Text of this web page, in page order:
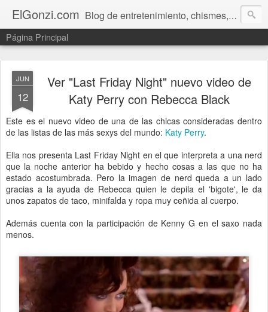
ElGonzi.com Blog de entretenimiento, chismes, humor, farándula, curiosidades, ovnis, noticias calientes, fotos, videos, paranormal y ¡más!
Página Principal
JUN
12
Ver "Last Friday Night" nuevo video de
Katy Perry con Rebecca Black
Este es el nuevo video de una de las chicas consideradas dentro
de las listas de las más sexys del mundo: Katy Perry.
Ella nos presenta Last Friday Night en el que interpreta a una nerd
que la noche anterior ha bebido y hecho cosas a las que no ha
estado acostumbrada. Pero la imagen de nerd queda a un lado
gracias a la ayuda de Rebecca quien le depila el 'bigote', le da
unos zapatos de taco, minifalda y ropa muy ceñida al cuerpo.
Además cuenta con la participación de Kenny G en el saxo nada
menos.